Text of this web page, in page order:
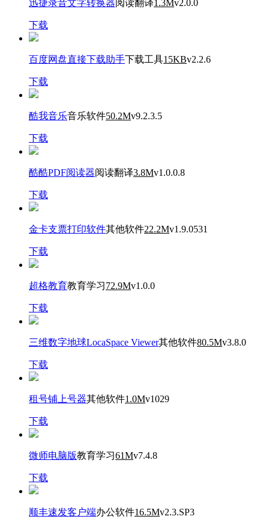
迅捷录音文字转换器 阅读翻译1.3Mv2.0.0
下载
百度网盘直接下载助手下载工具15KBv2.2.6
下载
酷我音乐音乐软件50.2Mv9.2.3.5
下载
酷酷PDF阅读器阅读翻译3.8Mv1.0.0.8
下载
金卡支票打印软件其他软件22.2Mv1.9.0531
下载
超格教育教育学习72.9Mv1.0.0
下载
三维数字地球LocaSpace Viewer其他软件80.5Mv3.8.0
下载
租号铺上号器其他软件1.0Mv1029
下载
微师电脑版教育学习61Mv7.4.8
下载
顺丰速发客户端办公软件16.5Mv2.3.SP3